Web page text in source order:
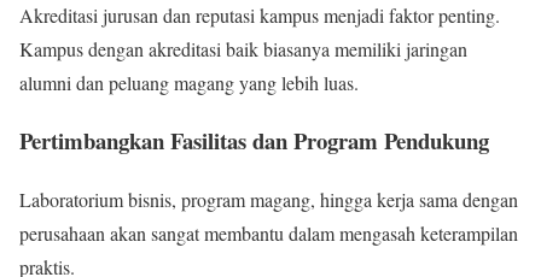
Akreditasi jurusan dan reputasi kampus menjadi faktor penting.
Kampus dengan akreditasi baik biasanya memiliki jaringan
alumni dan peluang magang yang lebih luas.
Pertimbangkan Fasilitas dan Program Pendukung
Laboratorium bisnis, program magang, hingga kerja sama dengan
perusahaan akan sangat membantu dalam mengasah keterampilan
praktis.